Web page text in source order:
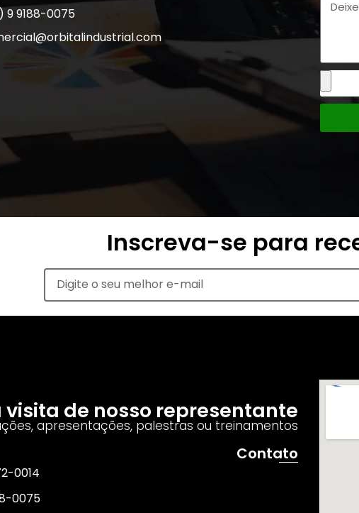
9 9188-0075
Inscreva-se para
visita de nosso representante
apresentações, palestras ou treinamentos
Contato
0014
0075